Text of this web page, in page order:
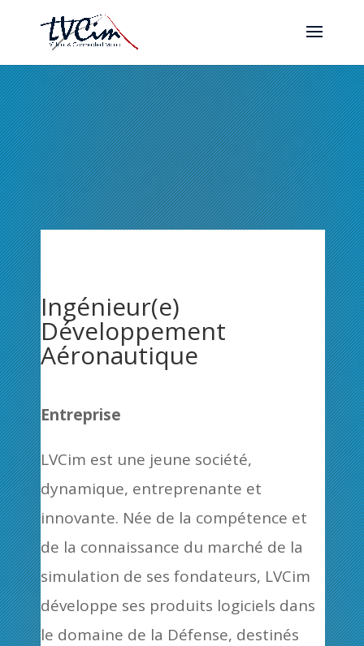
Ingénieur(e)
Développement
Aéronautique
Entreprise
LVCim est une jeune société,
dynamique, entreprenante et
innovante. Née de la compétence et
de la connaissance du marché de la
simulation de ses fondateurs, LVCim
développe ses produits logiciels dans
le domaine de la Défense, destinés